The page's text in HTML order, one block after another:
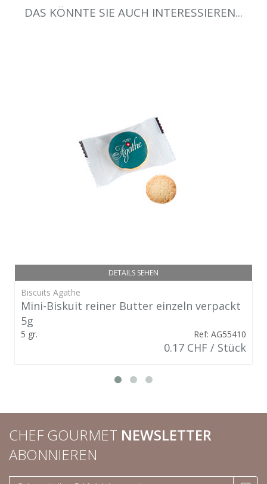
DAS KÖNNTE SIE AUCH INTERESSIEREN...
DETAILS SEHEN
Biscuits Agathe
Mini-Biskuit reiner Butter einzeln verpackt
5g
5 gr. Ref: AG55410
0.17 CHF / Stück
CHEF GOURMET NEWSLETTER
ABONNIEREN